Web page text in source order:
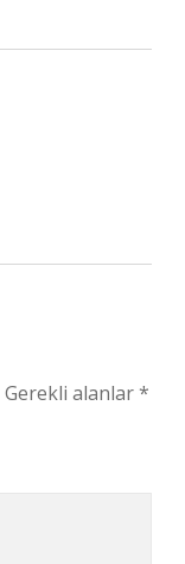
Gerekli alanlar*